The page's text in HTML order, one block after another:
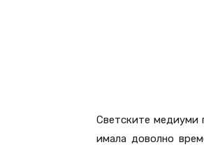
Светските медиуми
имала доволно